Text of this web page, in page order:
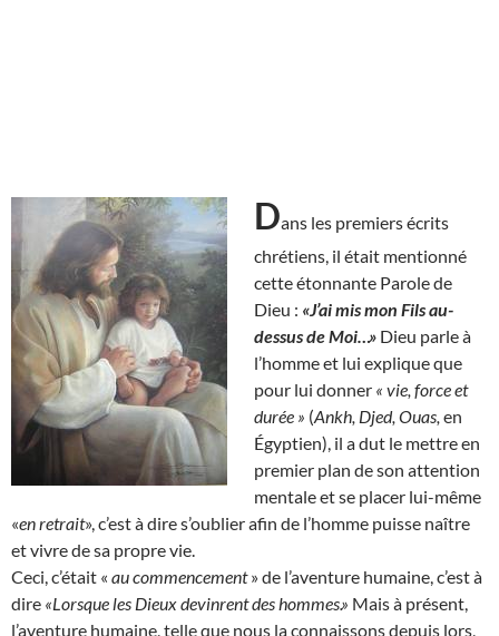
Dans les premiers écrits
chrétiens, il était mentionné
cette étonnante Parole de
Dieu : «J’ai mis mon Fils au-
dessus de Moi…» Dieu parle à
l’homme et lui explique que
pour lui donner « vie, force et
durée » (Ankh, Djed, Ouas, en
Égyptien), il a dut le mettre en
premier plan de son attention
mentale et se placer lui-même
«en retrait», c’est à dire s’oublier afin de l’homme puisse naître
et vivre de sa propre vie.
Ceci, c’était « au commencement» de l’aventure humaine, c’est à
dire «Lorsque les Dieux devinrent des hommes.» Mais à présent,
l’aventure humaine, telle que nous la connaissons depuis lors,